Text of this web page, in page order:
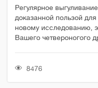
Регулярное
доказанной пользой
новому исследованию,
Вашего четвероногого
8476